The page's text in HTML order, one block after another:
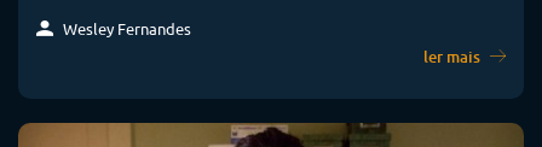
Wesley Fernandes
ler mais